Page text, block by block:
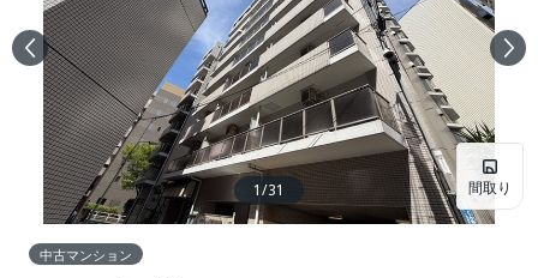
間取り
1/31
中古マンション